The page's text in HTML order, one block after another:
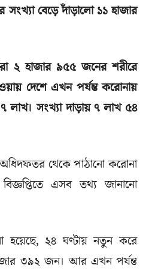
বেড়ে দাঁড়ালো ১১ হাজার
২ হাজার ৯৫৫ জনের শরীরে
দেশে এখন পর্যন্ত করোনায়
লাখ। সংখ্যা দাড়ায় ৭ লাখ ৫৪
অধিদফতর থেকে পাঠানো করোনা
এসব তথ্য জানানো
হয়েছে, ২৪ ঘণ্টায় নতুন করে
৩৯২ জন। আর এখন পর্যন্ত